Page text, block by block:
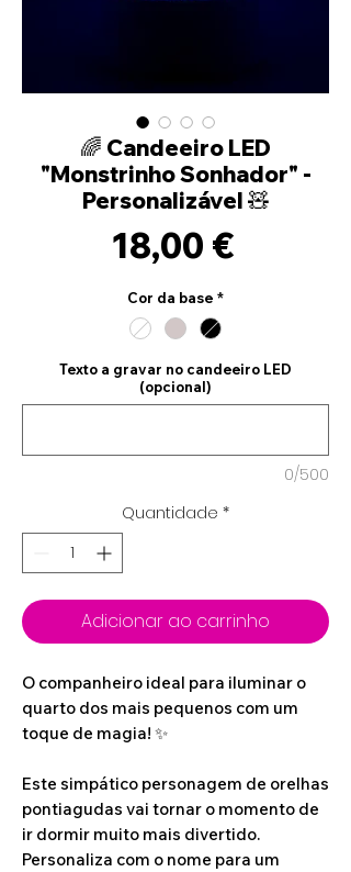
🌈 Candeeiro LED
"Monstrinho Sonhador" -
Personalizável 🧸
18,00 €
Cor da base *
Texto a gravar no candeeiro LED
(opcional)
0/500
Quantidade *
Adicionar ao carrinho
O companheiro ideal para iluminar o
quarto dos mais pequenos com um
toque de magia! ✨
Este simpático personagem de orelhas
pontiagudas vai tornar o momento de
ir dormir muito mais divertido.
Personaliza com o nome para um